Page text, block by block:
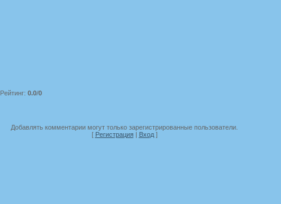
Рейтинг: 0.0/0
Добавлять комментарии могут только зарегистрированные пользователи.
[ Регистрация| Вход]